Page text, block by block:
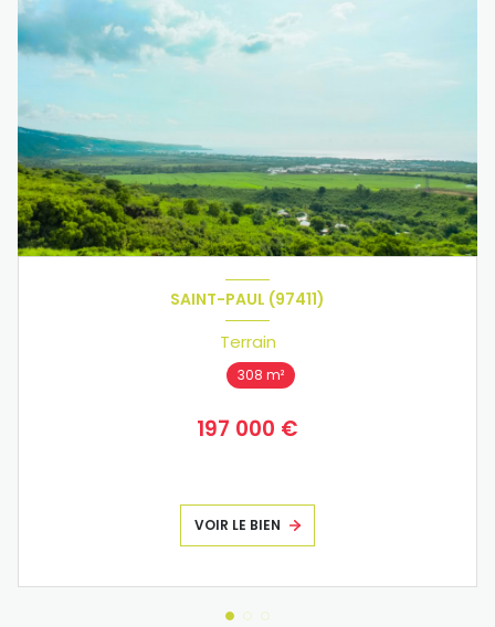
SAINT-PAUL (97411)
Terrain
308 m²
197 000 €
VOIR LE BIEN